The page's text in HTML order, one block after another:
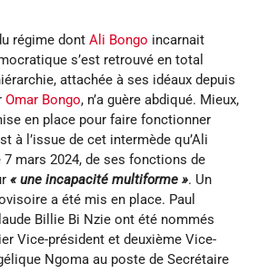
régime dont Ali Bongo incarnait
s’est retrouvé en total
attachée à ses idéaux depuis
Omar Bongo, n’a guère abdiqué. Mieux,
en place pour faire fonctionner
à l’issue de cet intermède qu’Ali
7 mars 2024, de ses fonctions de
« une incapacité multiforme ». Un
a été mis en place. Paul
Billie Bi Nzie ont été nommés
Vice-président et deuxième Vice-
Ngoma au poste de Secrétaire